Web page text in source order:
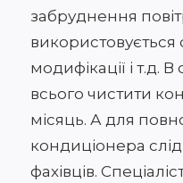
забруднення
модифікації і т.д.
всього чистити
місяць. А для
кондиціонера
фахівців.